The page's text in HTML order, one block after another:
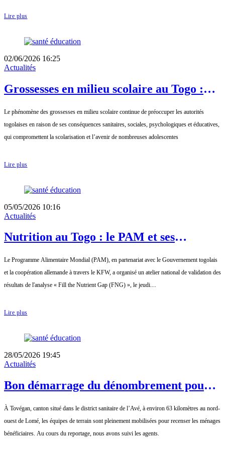
Lire plus
02/06/2026 16:25
Actualités
Grossesses en milieu scolaire au Togo :
2024-2025
Le phénomène des grossesses en milieu scolaire continue de préoccuper les autorités
togolaises en raison de ses conséquences sanitaires, sociales, psychologiques et éducatives,
qui compromettent la scolarisation et l’avenir de nombreuses adolescentes
Lire plus
05/05/2026 10:16
Actualités
Nutrition au Togo : le PAM et ses
stratégique pour mieux nourrir les
populations vulnérables
Le Programme Alimentaire Mondial (PAM), en partenariat avec le Gouvernement togolais
et la coopération allemande à travers le KFW, a organisé un atelier national de validation des
résultats de l'analyse « Fill the Nutrient Gap (FNG) », le jeudi....
Lire plus
28/05/2026 19:45
Actualités
Bon démarrage du dénombrement pour
À Tovégan, canton situé dans le district sanitaire de l’Avé, à environ 63 kilomètres au nord-
ouest de Lomé, les équipes de terrain sont pleinement mobilisées pour recenser les ménages
bénéficiaires. Au cours du reportage, nous avons suivi les agents.